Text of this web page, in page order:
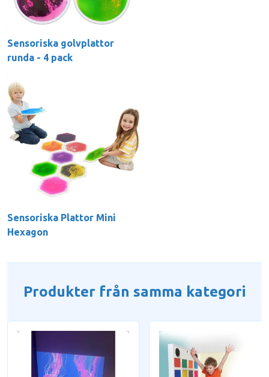
Sensoriska golvplattor
runda - 4 pack
Sensoriska Plattor Mini
Hexagon
Produkter från samma kategori